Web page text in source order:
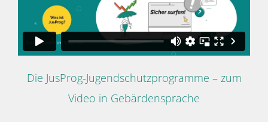
Die JusProg-Jugendschutzprogramme – zum
Video in Gebärdensprache